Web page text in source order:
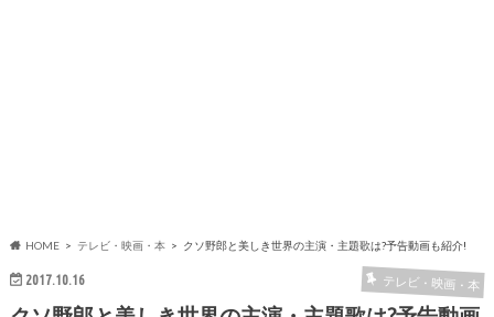
HOME テレビ・映画・本 クソ野郎と美しき世界の主演・主題歌は?予告動画も紹介!
2017.10.16 テレビ・映画・本